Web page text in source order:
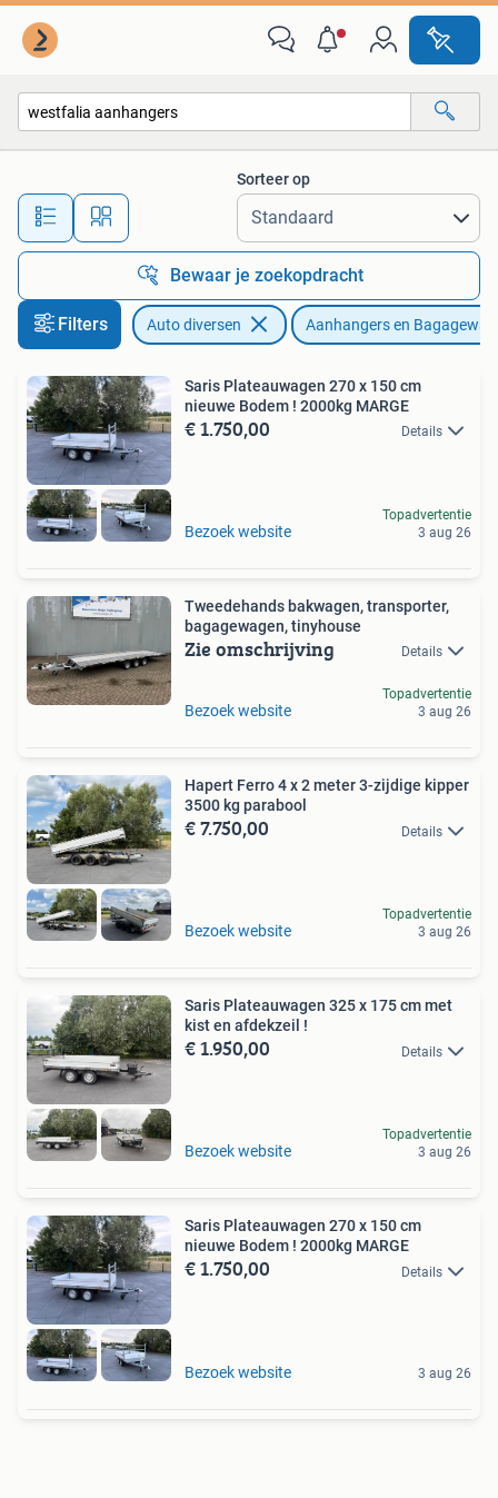
Alle afstanden…
Sorteer op
Bewaar je zoekopdracht
Filters Auto diversen Aanhangers en
Saris Plateauwagen 270 x 150 cm
nieuwe Bodem ! 2000kg MARGE
€ 1.750,00 Details
Bezoek website
Topadvertentie
3 aug 26
Tweedehands bakwagen, transporter,
bagagewagen, tinyhouse
Zie omschrijving Details
Bezoek website
Topadvertentie
3 aug 26
Hapert Ferro 4 x 2 meter 3-zijdige kipper
3500 kg parabool
€ 7.750,00 Details
Bezoek website
Topadvertentie
3 aug 26
Saris Plateauwagen 325 x 175 cm met
kist en afdekzeil !
€ 1.950,00 Details
Bezoek website
Topadvertentie
3 aug 26
Saris Plateauwagen 270 x 150 cm
nieuwe Bodem ! 2000kg MARGE
€ 1.750,00 Details
Bezoek website 3 aug 26